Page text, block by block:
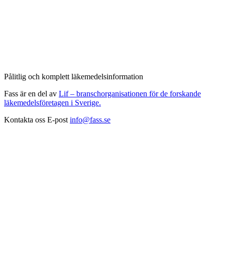
Pålitlig och komplett läkemedelsinformation
Fass är en del av Lif – branschorganisationen för de forskande
läkemedelsföretagen i Sverige.
Kontakta oss E-post info@fass.se